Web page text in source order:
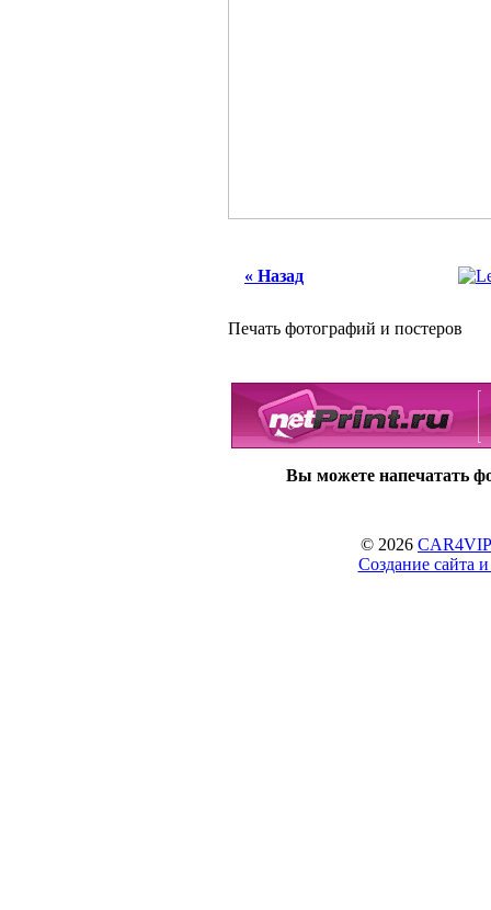
« Назад
Печать фотографий и постеров
Вы можете напечатать
© 2026
Создание сайта